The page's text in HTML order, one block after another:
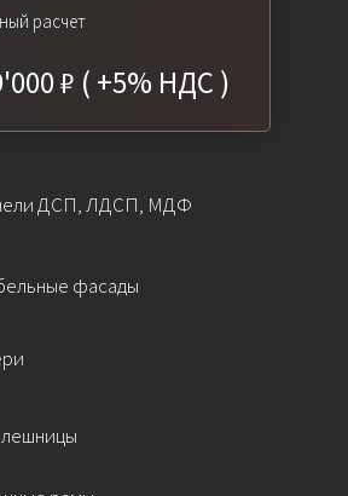
₽ ( +5% НДС )
ДСП, ЛДСП, МДФ
фасады
расчет